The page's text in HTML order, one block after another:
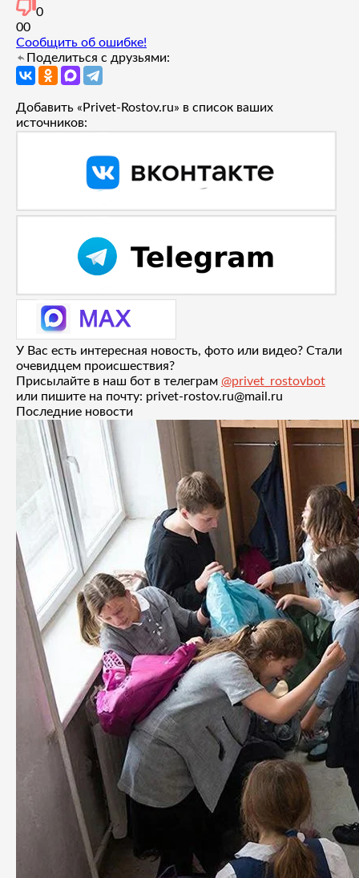
0
00
Сообщить об ошибке!
Поделиться с друзьями:
Добавить «Privet-Rostov.ru» в список ваших
источников:
У Вас есть интересная новость, фото или видео? Стали
очевидцем происшествия?
Присылайте в наш бот в телеграм @privet_rostovbot
или пишите на почту: privet-rostov.ru@mail.ru
Последние новости